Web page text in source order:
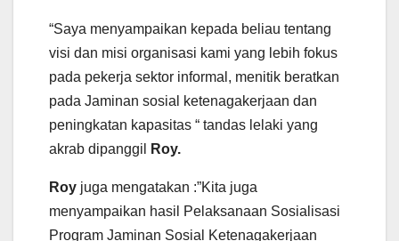
“Saya menyampaikan kepada beliau tentang
visi dan misi organisasi kami yang lebih fokus
pada pekerja sektor informal, menitik beratkan
pada Jaminan sosial ketenagakerjaan dan
peningkatan kapasitas “ tandas lelaki yang
akrab dipanggil
Roy.
Roy juga mengatakan :”Kita juga
menyampaikan hasil Pelaksanaan Sosialisasi
Program Jaminan Sosial Ketenagakerjaan